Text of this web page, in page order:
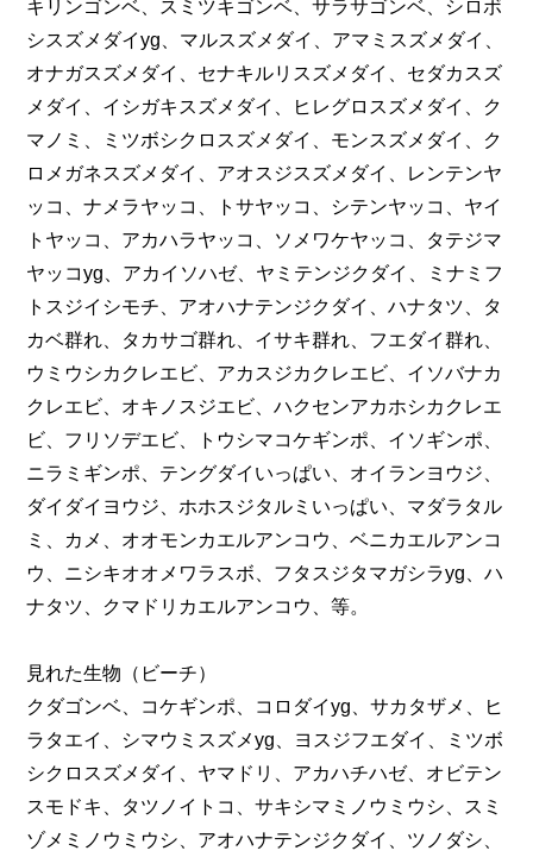
キリンゴンベ、スミツキゴンベ、サラサゴンベ、シロボ
シスズメダイyg、マルスズメダイ、アマミスズメダイ、
オナガスズメダイ、セナキルリスズメダイ、セダカスズ
メダイ、イシガキスズメダイ、ヒレグロスズメダイ、ク
マノミ、ミツボシクロスズメダイ、モンスズメダイ、ク
ロメガネスズメダイ、アオスジスズメダイ、レンテンヤ
ッコ、ナメラヤッコ、トサヤッコ、シテンヤッコ、ヤイ
トヤッコ、アカハラヤッコ、ソメワケヤッコ、タテジマ
ヤッコyg、アカイソハゼ、ヤミテンジクダイ、ミナミフ
トスジイシモチ、アオハナテンジクダイ、ハナタツ、タ
カベ群れ、タカサゴ群れ、イサキ群れ、フエダイ群れ、
ウミウシカクレエビ、アカスジカクレエビ、イソバナカ
クレエビ、オキノスジエビ、ハクセンアカホシカクレエ
ビ、フリソデエビ、トウシマコケギンポ、イソギンポ、
ニラミギンポ、テングダイいっぱい、オイランヨウジ、
ダイダイヨウジ、ホホスジタルミいっぱい、マダラタル
ミ、カメ、オオモンカエルアンコウ、ベニカエルアンコ
ウ、ニシキオオメワラスボ、フタスジタマガシラyg、ハ
ナタツ、クマドリカエルアンコウ、等。
見れた生物（ビーチ）
クダゴンベ、コケギンポ、コロダイyg、サカタザメ、ヒ
ラタエイ、シマウミスズメyg、ヨスジフエダイ、ミツボ
シクロスズメダイ、ヤマドリ、アカハチハゼ、オビテン
スモドキ、タツノイトコ、サキシマミノウミウシ、スミ
ゾメミノウミウシ、アオハナテンジクダイ、ツノダシ、